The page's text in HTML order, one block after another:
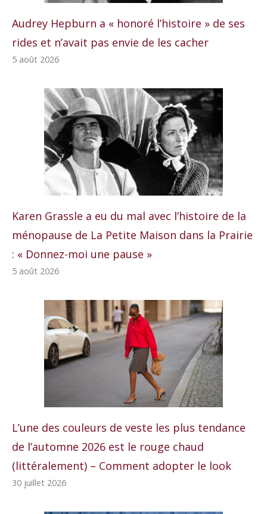
Audrey Hepburn a « honoré l’histoire » de ses
rides et n’avait pas envie de les cacher
5 août 2026
Karen Grassle a eu du mal avec l’histoire de la
ménopause de La Petite Maison dans la Prairie
: « Donnez-moi une pause »
5 août 2026
L’une des couleurs de veste les plus tendance
de l’automne 2026 est le rouge chaud
(littéralement) – Comment adopter le look
30 juillet 2026